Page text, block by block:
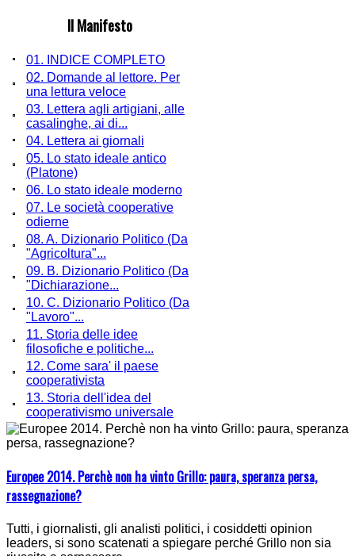
Il Manifesto
01. INDICE COMPLETO
02. Domande al lettore. Per
una lettura veloce
03. Lettera agli artigiani, alle
casalinghe, ai di...
04. Lettera ai giornali
05. Lo stato ideale antico
(Platone)
06. Lo stato ideale moderno
07. Le società cooperative
odierne
08. A. Dizionario Politico (Da
"Agricoltura"...
09. B. Dizionario Politico (Da
"Dichiarazione...
10. C. Dizionario Politico (Da
"Lavoro"...
11. Storia delle idee
filosofiche e politiche...
12. Come sara' il paese
cooperativista
13. Storia dell'idea del
cooperativismo universale
Europee 2014. Perchè non ha vinto Grillo: paura, speranza persa,
rassegnazione?
Tutti, i giornalisti, gli analisti politici, i cosiddetti opinion
leaders, si sono scatenati a spiegare perché Grillo non sia